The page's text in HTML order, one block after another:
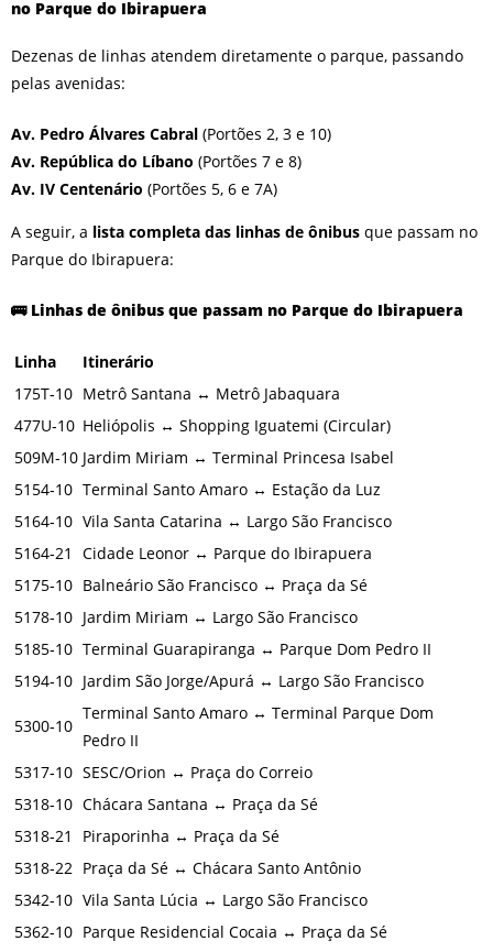
no Parque do Ibirapuera
Dezenas de linhas atendem diretamente o parque, passando
pelas avenidas:
Av. Pedro Álvares Cabral (Portões 2, 3 e 10)
Av. República do Líbano (Portões 7 e 8)
Av. IV Centenário (Portões 5, 6 e 7A)
A seguir, a lista completa das linhas de ônibus que passam no
Parque do Ibirapuera:
🚌 Linhas de ônibus que passam no Parque do Ibirapuera
Linha
Itinerário
175T‑10 Metrô Santana ↔ Metrô Jabaquara
477U‑10 Heliópolis ↔ Shopping Iguatemi (Circular)
509M‑10 Jardim Miriam ↔ Terminal Princesa Isabel
5154‑10 Terminal Santo Amaro ↔ Estação da Luz
5164‑10 Vila Santa Catarina ↔ Largo São Francisco
5164‑21
Cidade Leonor ↔ Parque do Ibirapuera
5175‑10 Balneário São Francisco ↔ Praça da Sé
5178‑10 Jardim Miriam ↔ Largo São Francisco
5185‑10 Terminal Guarapiranga ↔ Parque Dom Pedro II
5194‑10 Jardim São Jorge/Apurá ↔ Largo São Francisco
5300‑10
Terminal Santo Amaro ↔ Terminal Parque Dom
Pedro II
5317‑10 SESC/Orion ↔ Praça do Correio
5318‑10 Chácara Santana ↔ Praça da Sé
5318‑21
Piraporinha ↔ Praça da Sé
5318‑22 Praça da Sé ↔ Chácara Santo Antônio
5342‑10 Vila Santa Lúcia ↔ Largo São Francisco
5362‑10 Parque Residencial Cocaia ↔ Praça da Sé